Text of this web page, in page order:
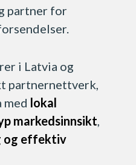
partner for
i Latvia og
partnernettverk,
med lokal
markedsinnsikt,
og effektiv